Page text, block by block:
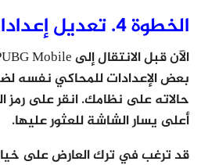
الخطوة 4. تعديل إعدادات المحاكي
بعض الإعدادات للمحاكي نفسه
حالاته على نظامك. انقر على رمز
أعلى يسار الشاشة للعثور عليها.